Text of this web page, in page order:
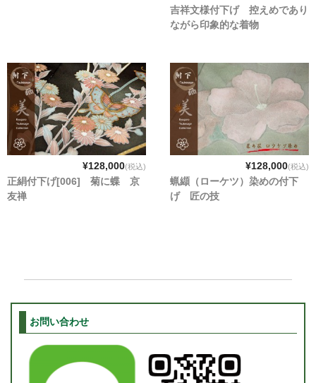
吉祥文様付下げ 控えめであり
ながら印象的な着物
¥128,000(税込)
正絹付下げ[006] 菊に蝶 京
友禅
¥128,000(税込)
蝋纈（ローケツ）染めの付下
げ 匠の技
お問い合わせ